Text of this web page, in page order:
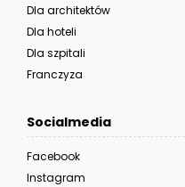
Dla architektów
Dla hoteli
Dla szpitali
Franczyza
Socialmedia
Facebook
Instagram